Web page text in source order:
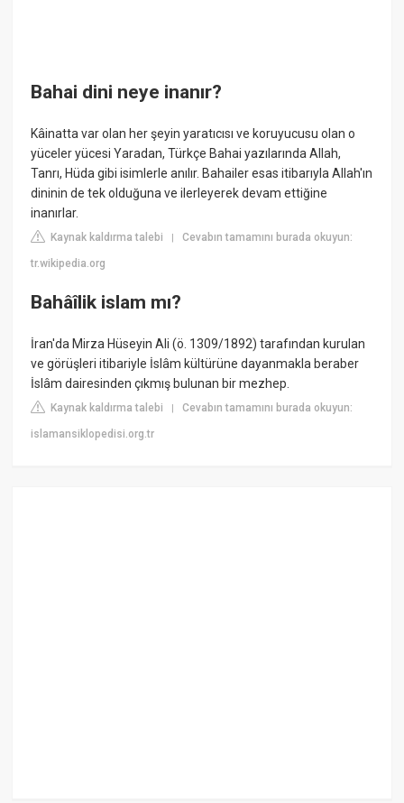
Bahai dini neye inanır?
Kâinatta var olan her şeyin yaratıcısı ve koruyucusu olan o
yüceler yücesi Yaradan, Türkçe Bahai yazılarında Allah,
Tanrı, Hüda gibi isimlerle anılır. Bahailer esas itibarıyla Allah'ın
dininin de tek olduğuna ve ilerleyerek devam ettiğine
inanırlar.
Kaynak kaldırma talebi |Cevabın tamamını burada okuyun:
tr.wikipedia.org
Bahâîlik islam mı?
İran'da Mirza Hüseyin Ali (ö. 1309/1892) tarafından kurulan
ve görüşleri itibariyle İslâm kültürüne dayanmakla beraber
İslâm dairesinden çıkmış bulunan bir mezhep.
Kaynak kaldırma talebi |Cevabın tamamını burada okuyun:
islamansiklopedisi.org.tr